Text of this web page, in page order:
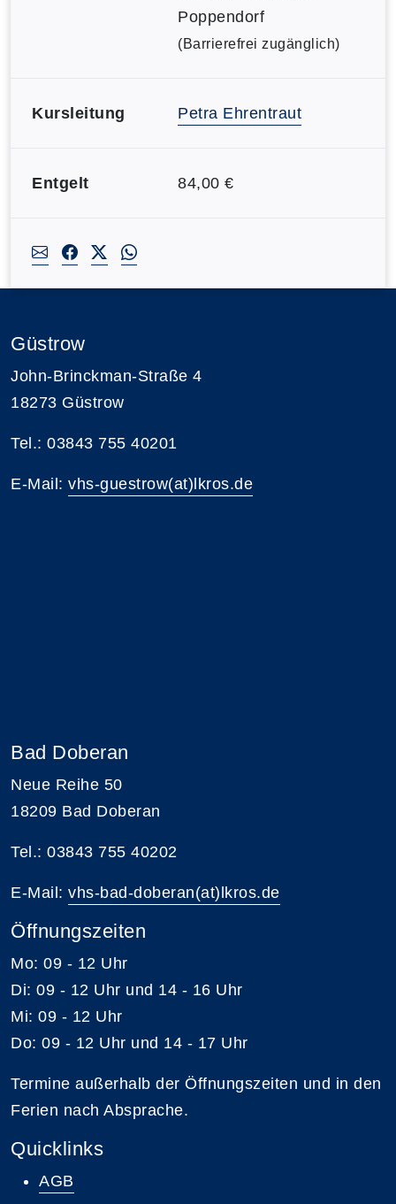
Poppendorf
(Barrierefrei zugänglich)
Kursleitung Petra Ehrentraut
Entgelt 84,00 €
Güstrow
John-Brinckman-Straße 4
18273 Güstrow
Tel.: 03843 755 40201
E-Mail: vhs-guestrow(at)lkros.de
Bad Doberan
Neue Reihe 50
18209 Bad Doberan
Tel.: 03843 755 40202
E-Mail: vhs-bad-doberan(at)lkros.de
Öffnungszeiten
Mo: 09 - 12 Uhr
Di: 09 - 12 Uhr und 14 - 16 Uhr
Mi: 09 - 12 Uhr
Do: 09 - 12 Uhr und 14 - 17 Uhr
Termine außerhalb der Öffnungszeiten und in den
Ferien nach Absprache.
Quicklinks
AGB